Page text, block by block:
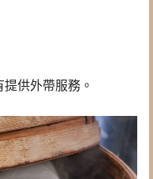
供外帶服務。